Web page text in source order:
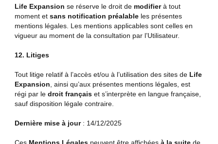
Life Expansion se réserve le droit de modifierà tout
moment et sans notification préalable les présentes
mentions légales. Les mentions applicables sont celles en
vigueur au moment de la consultation par l’Utilisateur.
12. Litiges
Tout litige relatif à l’accès et/ou à l’utilisation des sites de Life
Expansion , ainsi qu’aux présentes mentions légales, est
régi par le droit français et s’interprète en langue française,
sauf disposition légale contraire.
Dernière mise à jour: 14/12/2025
Ces Mentions Légales peuvent être affichées à la suite de